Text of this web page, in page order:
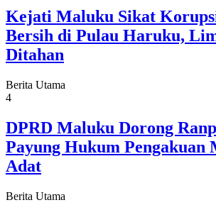
Kejati Maluku Sikat
Bersih di Pulau Haruku,
Ditahan
Berita Utama
4
DPRD Maluku Dorong
Payung Hukum Pengakuan
Adat
Berita Utama